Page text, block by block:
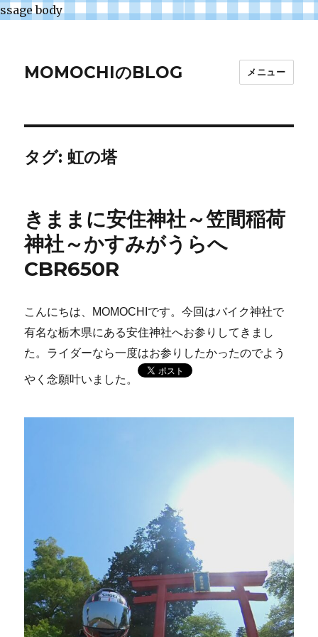
ssage body
MOMOCHIのBLOG メニュー
タグ:虹の塔
きままに安住神社～笠間稲荷
神社～かすみがうらへ
CBR650R
こんにちは、MOMOCHIです。今回はバイク神社で
有名な栃木県にある安住神社へお参りしてきまし
た。ライダーなら一度はお参りしたかったのでよう
やく念願叶いました。